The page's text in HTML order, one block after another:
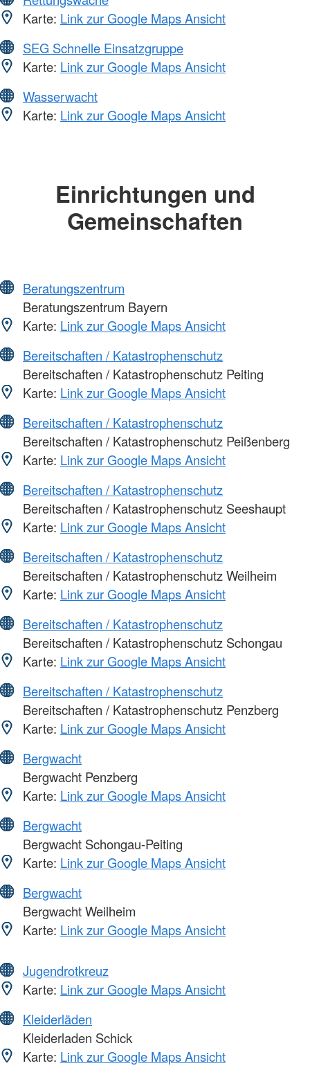
Karte: Link zur Google Maps Ansicht
SEG Schnelle Einsatzgruppe
Karte: Link zur Google Maps Ansicht
Wasserwacht
Karte: Link zur Google Maps Ansicht
Einrichtungen und
Gemeinschaften
Beratungszentrum
Beratungszentrum Bayern
Karte: Link zur Google Maps Ansicht
Bereitschaften / Katastrophenschutz
Bereitschaften / Katastrophenschutz Peiting
Karte: Link zur Google Maps Ansicht
Bereitschaften / Katastrophenschutz
Bereitschaften / Katastrophenschutz Peißenberg
Karte: Link zur Google Maps Ansicht
Bereitschaften / Katastrophenschutz
Bereitschaften / Katastrophenschutz Seeshaupt
Karte: Link zur Google Maps Ansicht
Bereitschaften / Katastrophenschutz
Bereitschaften / Katastrophenschutz Weilheim
Karte: Link zur Google Maps Ansicht
Bereitschaften / Katastrophenschutz
Bereitschaften / Katastrophenschutz Schongau
Karte: Link zur Google Maps Ansicht
Bereitschaften / Katastrophenschutz
Bereitschaften / Katastrophenschutz Penzberg
Karte: Link zur Google Maps Ansicht
Bergwacht
Bergwacht Penzberg
Karte: Link zur Google Maps Ansicht
Bergwacht
Bergwacht Schongau-Peiting
Karte: Link zur Google Maps Ansicht
Bergwacht
Bergwacht Weilheim
Karte: Link zur Google Maps Ansicht
Jugendrotkreuz
Karte: Link zur Google Maps Ansicht
Kleiderläden
Kleiderladen Schick
Karte: Link zur Google Maps Ansicht